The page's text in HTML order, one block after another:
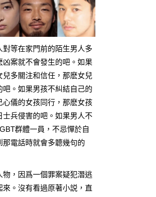
對等在家門前的陌生男人多
凶案就不會發生的吧。如果
兒多關注和信任，那麽女兒
吧。如果男孩不糾結自己的
心儀的女孩同行，那麽女孩
士兵侵害的吧。如果男人不
群體一員，不忌憚於自
那電話時就會多聼幾句的
物，因爲一個罪案疑犯潛逃
來。沒有看過原著小説，直